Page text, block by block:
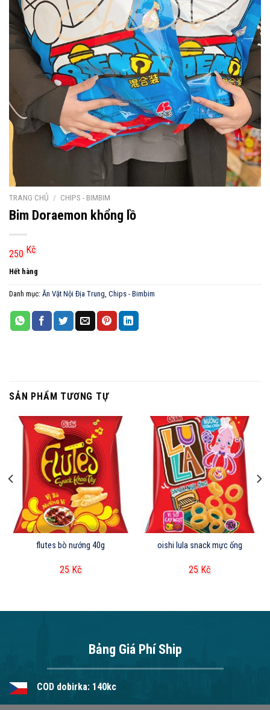
TRANG CHỦ / CHIPS - BIMBIM
Bim Doraemon khổng lồ
250 Kč
Hết hàng
Danh mục: Ăn Vặt Nội Địa Trung, Chips - Bimbim
SẢN PHẨM TƯƠNG TỰ
flutes bò nướng 40g
25 Kč
oishi lula snack mực ống
25 Kč
Bảng Giá Phí Ship
COD dobirka: 140kc